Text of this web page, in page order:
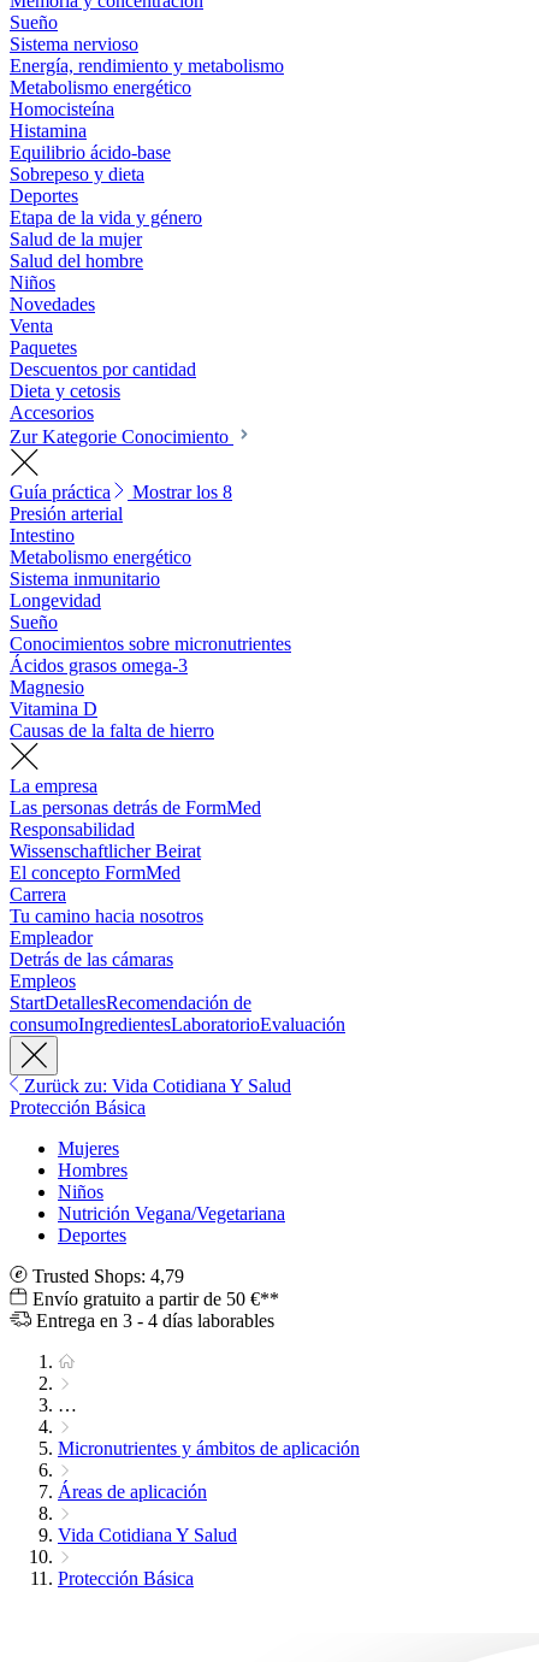
Sueño
Sistema nervioso
Energía, rendimiento y metabolismo
Metabolismo energético
Homocisteína
Histamina
Equilibrio ácido-base
Sobrepeso y dieta
Deportes
Etapa de la vida y género
Salud de la mujer
Salud del hombre
Niños
Novedades
Venta
Paquetes
Descuentos por cantidad
Dieta y cetosis
Accesorios
Zur Kategorie Conocimiento
Guía práctica
Mostrar los 8
Presión arterial
Intestino
Metabolismo energético
Sistema inmunitario
Longevidad
Sueño
Conocimientos sobre micronutrientes
Ácidos grasos omega-3
Magnesio
Vitamina D
Causas de la falta de hierro
La empresa
Las personas detrás de FormMed
Responsabilidad
Wissenschaftlicher Beirat
El concepto FormMed
Carrera
Tu camino hacia nosotros
Empleador
Detrás de las cámaras
Empleos
StartDetallesRecomendación de
consumoIngredientesLaboratorioEvaluación
Zurück zu: Vida Cotidiana Y Salud
Protección Básica
Mujeres
Hombres
Niños
Nutrición Vegana/Vegetariana
Deportes
Trusted Shops: 4,79
Envío gratuito a partir de 50 €**
Entrega en 3 - 4 días laborables
…
Micronutrientes y ámbitos de aplicación
Áreas de aplicación
Vida Cotidiana Y Salud
Protección Básica